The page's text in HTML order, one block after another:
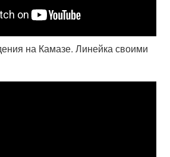
на Камазе. Линейка своими